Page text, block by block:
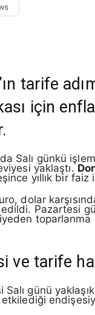
tarife
için
Salı günkü
yaklaştı.
yıllık bir faiz
dolar
Pazartesi
ve tarife
Salı günü